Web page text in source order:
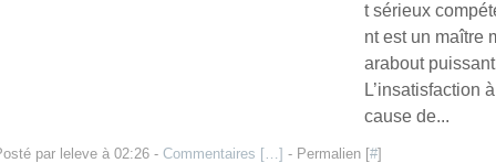
t sérieux
nt est un maître
arabout
L’insatisfaction à
cause de...
par leleve à 02:26 - Commentaires […] - Permalien [#]